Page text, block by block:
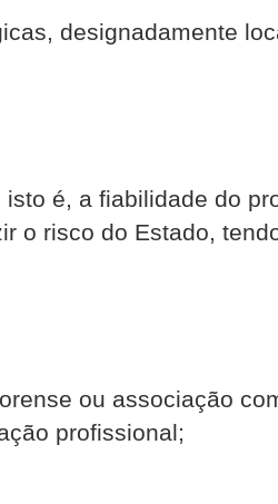
designadamente
é, a fiabilidade do
o risco do Estado,
ou associação
profissional;